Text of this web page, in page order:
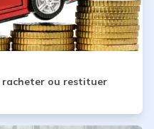
racheter ou restituer